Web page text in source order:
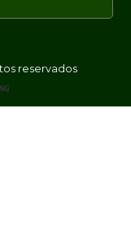
reservados